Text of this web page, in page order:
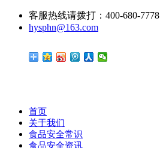
客服热线请拨打：400-680-7778
hysphn@163.com
首页
关于我们
食品安全常识
食品安全资讯